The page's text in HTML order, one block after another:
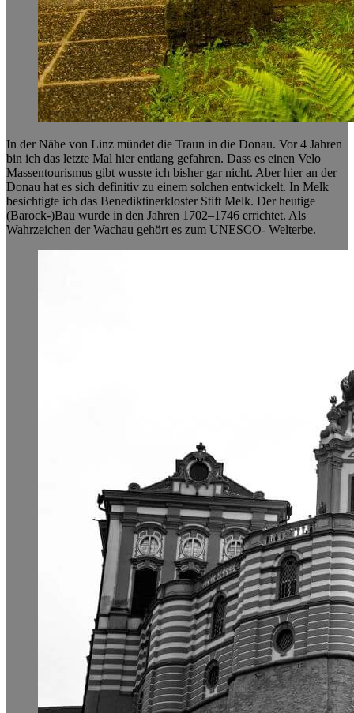
In der Nähe von Linz mündet die Traun in die Donau. Vor 4 Jahren
bin ich das letzte Mal hier entlang gefahren. Dass es einen Velo
Massentourismus gibt wusste ich bisher gar nicht. Aber hier an der
Donau hat es sich definitiv zu einem solchen entwickelt. In Melk
besichtigte ich das Benediktinerkloster Stift Melk. Der heutige
(Barock-)Bau wurde in den Jahren 1702–1746 errichtet. Als
Wahrzeichen der Wachau gehört es zum UNESCO- Welterbe.